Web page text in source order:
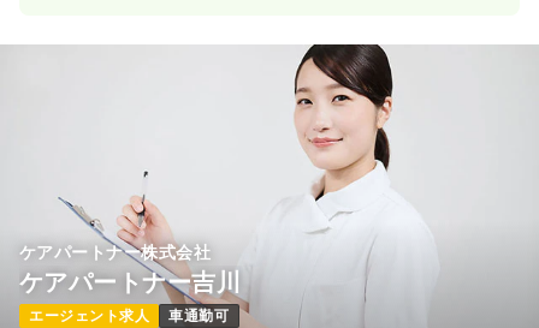
第二新卒可
気になる 詳細を見る
訪問看護正・准看護師
日勤のみ（常勤）
ケアパートナー株式会社
ケアパートナー吉川
エージェント求人 車通勤可